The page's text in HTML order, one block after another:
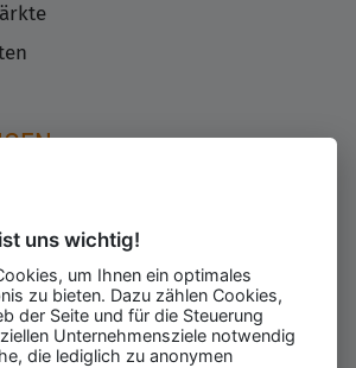
uns wichtig!
um Ihnen ein optimales
zu bieten. Dazu zählen Cookies,
der Seite und für die Steuerung
Unternehmensziele notwendig
die lediglich zu anonymen